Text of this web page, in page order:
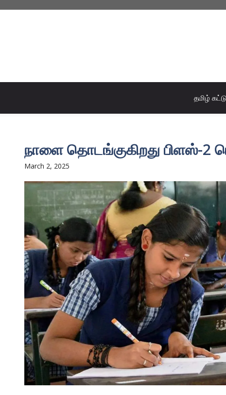
தமிழ்
நாளை தொடங்குகிறது பிளஸ்-2
March 2, 2025